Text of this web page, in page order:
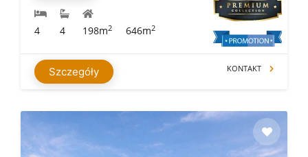
4 4 198m2 646m2
Szczegóły KONTAKT